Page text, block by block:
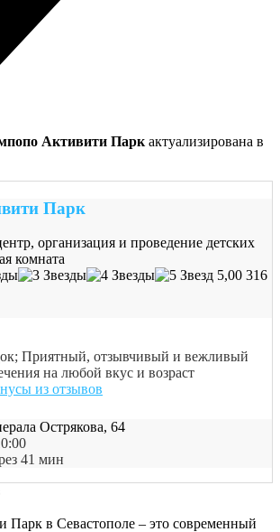
Активити Парк актуализирована в
Парк
организация и проведение детских
комната
5,00 316
Приятный, отзывчивый и вежливый
на любой вкус и возраст
из отзывов
Острякова, 64
41 мин
в Севастополе – это современный